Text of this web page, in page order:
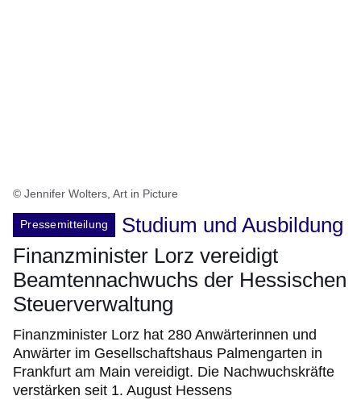
© Jennifer Wolters, Art in Picture
Pressemitteilung
Studium und Ausbildung
Finanzminister Lorz vereidigt
Beamtennachwuchs der Hessischen
Steuerverwaltung
Finanzminister Lorz hat 280 Anwärterinnen und
Anwärter im Gesellschaftshaus Palmengarten in
Frankfurt am Main vereidigt. Die Nachwuchskräfte
verstärken seit 1. August Hessens